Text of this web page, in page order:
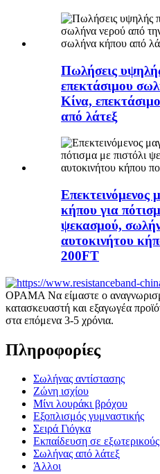
Πωλήσεις
επεκτάσιμου
Κίνα,
από λάτεξ
Επεκτεινόμενος
κήπου για
ψεκασμού,
αυτοκινήτου
200FT
ΟΡΑΜΑ Να είμαστε ο
κατασκευαστή και εξαγωγέα
στα επόμενα 3-5 χρόνια.
Πληροφορίες
Σωλήνας αντίστασης
Ζώνη ισχίου
Μίνι λουράκι βρόχου
Εξοπλισμός γυμναστικής
Σειρά Γιόγκα
Εκπαίδευση σε
Σωλήνας από λάτεξ
Άλλοι